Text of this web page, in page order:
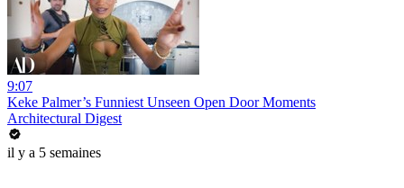
9:07
Keke Palmer’s Funniest Unseen Open Door Moments
Architectural Digest
il y a 5 semaines